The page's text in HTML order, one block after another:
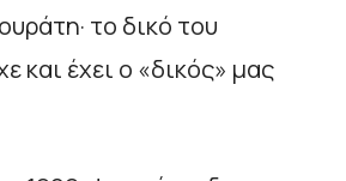
το δικό του
και έχει ο «δικός» µας